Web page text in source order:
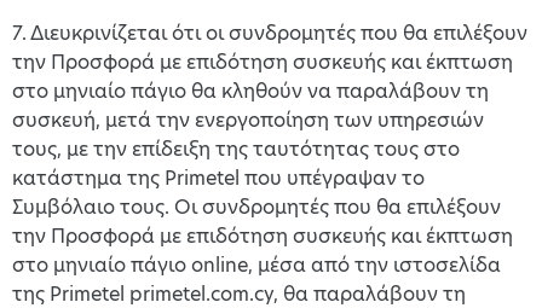
7. Διευκρινίζεται ότι οι συνδρομητές που θα επιλέξουν
την Προσφορά με επιδότηση συσκευής και έκπτωση
στο μηνιαίο πάγιο θα κληθούν να παραλάβουν τη
συσκευή, μετά την ενεργοποίηση των υπηρεσιών
τους, με την επίδειξη της ταυτότητας τους στο
κατάστημα της Primetel που υπέγραψαν το
Συμβόλαιο τους. Οι συνδρομητές που θα επιλέξουν
την Προσφορά με επιδότηση συσκευής και έκπτωση
στο μηνιαίο πάγιο online, μέσα από την ιστοσελίδα
της Primetel primetel.com.cy, θα παραλάβουν τη